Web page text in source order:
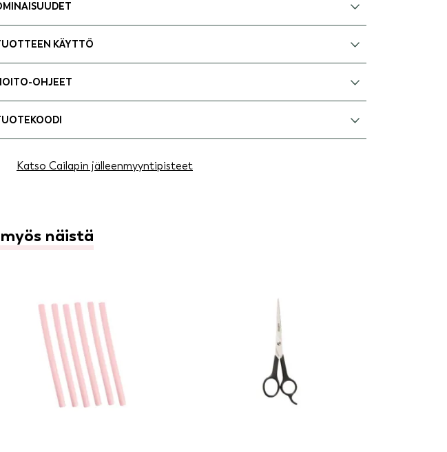
KÄYTTÖ
OHJEET
Katso Cailapin jälleenmyyntipisteet
näistä